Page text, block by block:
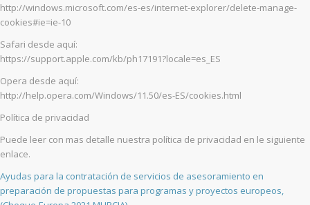
http://windows.microsoft.com/es-es/internet-explorer/delete-manage-
cookies#ie=ie-10
Safari desde aquí:
https://support.apple.com/kb/ph17191?locale=es_ES
Opera desde aquí:
http://help.opera.com/Windows/11.50/es-ES/cookies.html
Política de privacidad
Puede leer con mas detalle nuestra política de privacidad en le siguiente
enlace.
Ayudas para la contratación de servicios de asesoramiento en
preparación de propuestas para programas y proyectos europeos,